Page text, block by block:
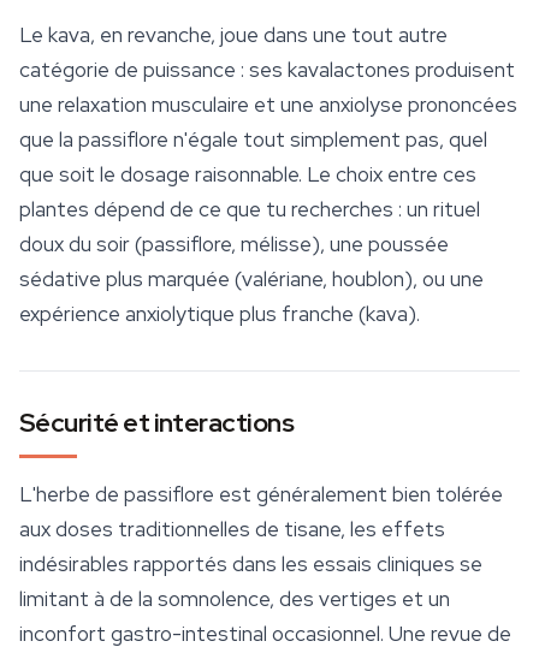
Le kava, en revanche, joue dans une tout autre
catégorie de puissance : ses kavalactones produisent
une relaxation musculaire et une anxiolyse prononcées
que la passiflore n'égale tout simplement pas, quel
que soit le dosage raisonnable. Le choix entre ces
plantes dépend de ce que tu recherches : un rituel
doux du soir (passiflore, mélisse), une poussée
sédative plus marquée (valériane, houblon), ou une
expérience anxiolytique plus franche (kava).
Sécurité et interactions
L'herbe de passiflore est généralement bien tolérée
aux doses traditionnelles de tisane, les effets
indésirables rapportés dans les essais cliniques se
limitant à de la somnolence, des vertiges et un
inconfort gastro-intestinal occasionnel. Une revue de